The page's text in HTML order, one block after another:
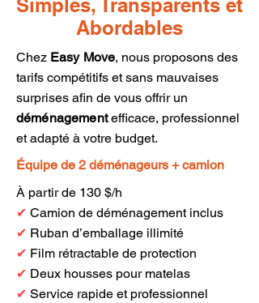
Simples, Transparents et
Abordables
Chez Easy Move, nous proposons des
tarifs compétitifs et sans mauvaises
surprises afin de vous offrir un
déménagementefficace, professionnel
et adapté à votre budget.
Équipe de 2 déménageurs + camion
À partir de 130 $/h
✔ Camion de déménagement inclus
✔ Ruban d’emballage illimité
✔ Film rétractable de protection
✔ Deux housses pour matelas
✔ Service rapide et professionnel